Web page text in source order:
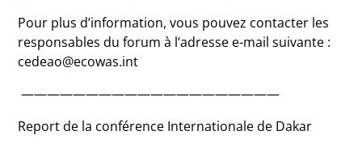
Pour plus d’information, vous pouvez contacter les
responsables du forum à l’adresse e-mail suivante :
cedeao@ecowas.int
————————————————————
Report de la conférence Internationale de Dakar